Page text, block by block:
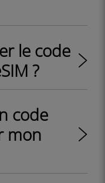
le code
?
code
mon